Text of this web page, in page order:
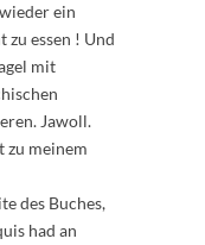
ein
zu essen ! Und
mit
Jawoll.
zu meinem
des Buches,
had an